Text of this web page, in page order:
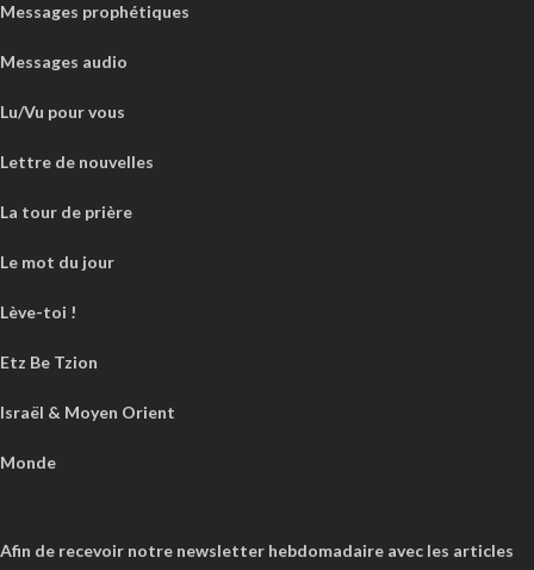
Messages prophétiques
Messages audio
Lu/Vu pour vous
Lettre de nouvelles
La tour de prière
Le mot du jour
Lève-toi !
Etz Be Tzion
Israël & Moyen Orient
Monde
Afin de recevoir notre newsletter hebdomadaire avec les articles